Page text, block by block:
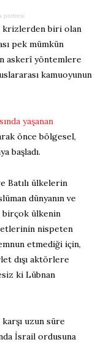
portresi
krizlerden biri olan
pek mümkün
askerî yöntemlere
kamuoyunun
yaşanan
önce bölgesel,
başladı.
Batılı ülkelerin
dünyanın ve
birçok ülkenin
nispeten
etmediği için,
dışı aktörlere
ki Lübnan
karşı uzun süre
İsrail ordusuna